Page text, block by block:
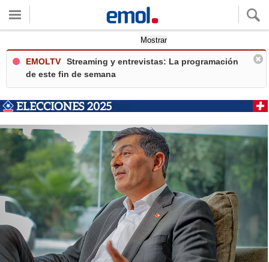
Mostrar
EMOLTV
Streaming y entrevistas: La programación
de este fin de semana